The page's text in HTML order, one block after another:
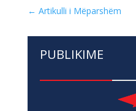
← Artikulli i Mëparshëm
PUBLIKIME